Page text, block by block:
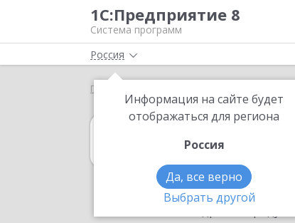
1С:Предприятие 8
Система программ
Россия
Информация на сайте будет
отображаться для региона
Россия
Да, все верно
Выбрать другой
Главная 1С:Бухгалтерия некоммерческой
в Ростове-
Ознакомьтесь с